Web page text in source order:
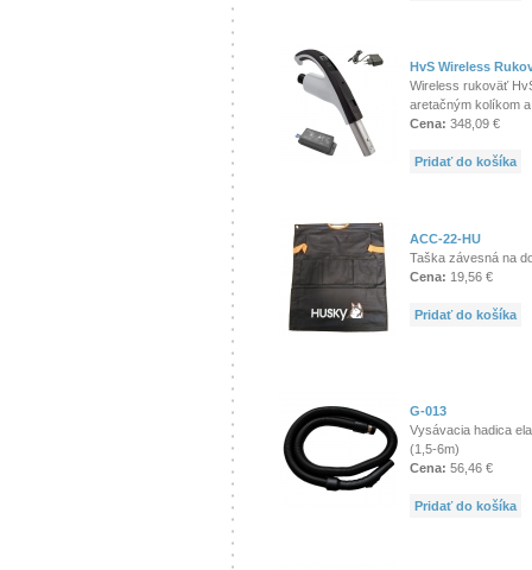
HvS Wireless
Wireless rukoväť
aretačným kolíkom
Cena: 348,09 €
Pridať do košíka
ACC-22-HU
Taška závesná na
Cena: 19,56 €
Pridať do košíka
G-013
Vysávacia hadica
(1,5-6m)
Cena: 56,46 €
Pridať do košíka